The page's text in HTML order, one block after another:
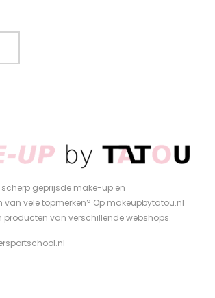
scherp geprijsde make-up en
van vele topmerken? Op makeupbytatou.nl
producten van verschillende webshops.